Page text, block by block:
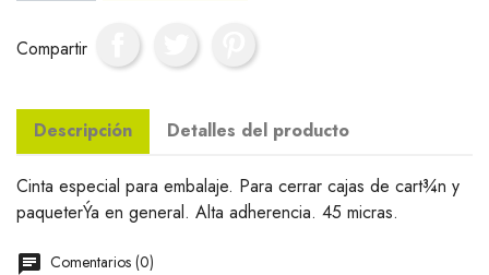
Compartir
Descripción Detalles del producto
Cinta especial para embalaje. Para cerrar cajas de cart¾n y
paqueterÝa en general. Alta adherencia. 45 micras.
Comentarios (0)